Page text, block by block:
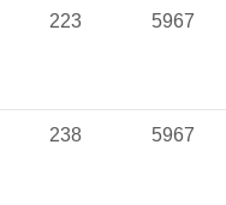
223 5967
238 5967